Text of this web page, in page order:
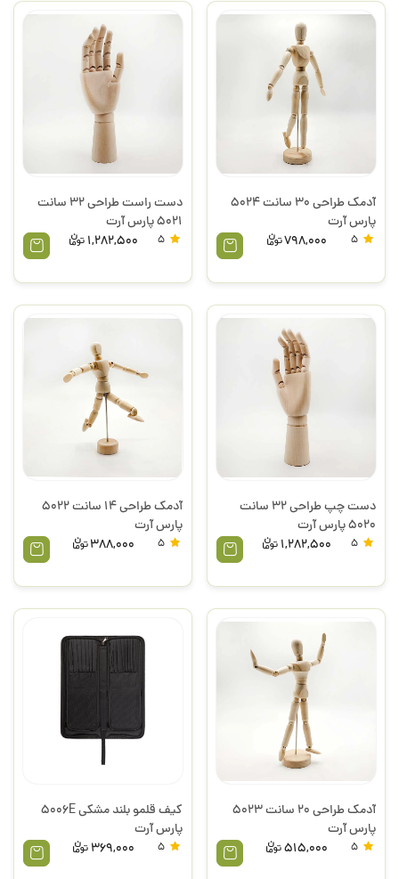
آدمک طراحی 30 سانت 5024
پارس آرت
798,000
دست راست طراحی 32 سانت
5021 پارس آرت
1,282,500
دست چپ طراحی 32 سانت
5020 پارس آرت
1,282,500
آدمک طراحی 14 سانت 5022
پارس آرت
388,000
آدمک طراحی 20 سانت 5023
پارس آرت
515,000
کیف قلمو بلند مشکی 5006E
پارس آرت
369,000